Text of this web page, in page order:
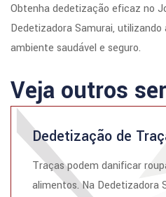
Obtenha dedetização eficaz no
Dedetizadora Samurai,
ambiente saudável e seguro.
Veja outros
Dedetização de
Traças podem danificar
alimentos. Na Dedetizadora